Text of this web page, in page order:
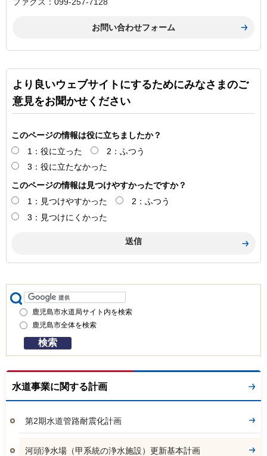
ファクス：099-257-7128
より良いウェブサイトにするためにみなさまのご
意見をお聞かせください
このページの情報は役に立ちましたか？
1：役に立った
2：ふつう
3：役に立たなかった
このページの情報は見つけやすかったですか？
1：見つけやすかった
2：ふつう
3：見つけにくかった
鹿児島市水道局サイト内を検索
鹿児島市全体を検索
水道事業に関する計画
第2期水道管路耐震化計画
河頭浄水場（甲系統の浄水施設）更新基本計画